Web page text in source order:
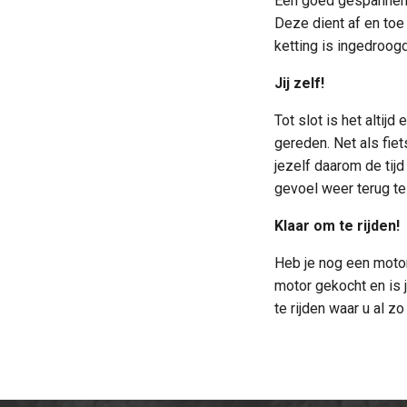
Deze dient af en
ketting is
Jij zelf!
Tot slot is het altijd
gereden. Net als
jezelf daarom de
gevoel weer terug
Klaar om te rijden!
Heb je nog een
motor gekocht en is
te rijden waar u al